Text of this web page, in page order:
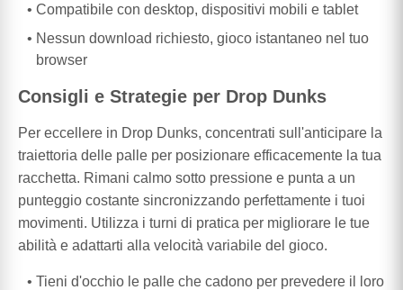
Compatibile con desktop, dispositivi mobili e tablet
Nessun download richiesto, gioco istantaneo nel tuo
browser
Consigli e Strategie per Drop Dunks
Per eccellere in Drop Dunks, concentrati sull'anticipare la
traiettoria delle palle per posizionare efficacemente la tua
racchetta. Rimani calmo sotto pressione e punta a un
punteggio costante sincronizzando perfettamente i tuoi
movimenti. Utilizza i turni di pratica per migliorare le tue
abilità e adattarti alla velocità variabile del gioco.
Tieni d'occhio le palle che cadono per prevedere il loro